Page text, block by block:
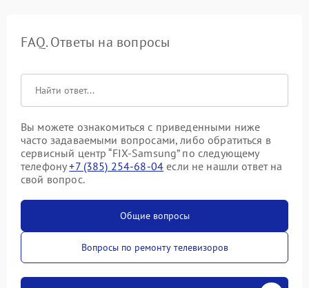
FAQ. Ответы на вопросы
Вы можете ознакомиться с приведенными ниже
часто задаваемыми вопросами, либо обратиться в
сервисный центр “FIX-Samsung” по следующему
телефону+7 (385) 254-68-04 если не нашли ответ на
свой вопрос.
Общие вопросы
Вопросы по ремонту телевизоров